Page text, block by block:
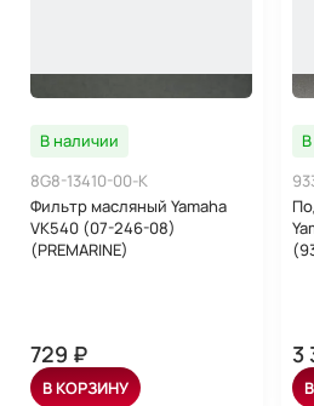
В наличии
8G8-13410-00-K
Фильтр масляный Yamaha
VK540 (07-246-08)
(PREMARINE)
729 ₽
В КОРЗИНУ
3